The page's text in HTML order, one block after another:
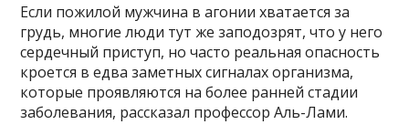
Если пожилой мужчина в агонии хватается за
грудь, многие люди тут же заподозрят, что у него
сердечный приступ, но часто реальная опасность
кроется в едва заметных сигналах организма,
которые проявляются на более ранней стадии
заболевания, рассказал профессор Аль-Лами.